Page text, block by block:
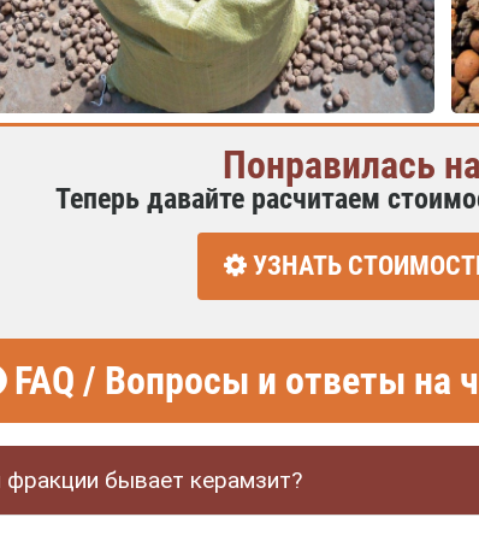
Понравилась
Теперь давайте расчитаем
УЗНАТЬ
FAQ / Вопросы и ответы на
фракции бывает керамзит?